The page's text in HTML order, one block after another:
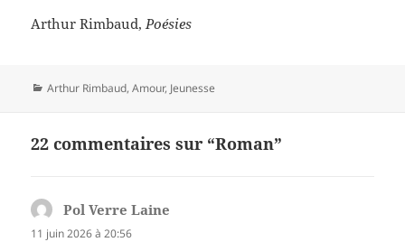
Arthur Rimbaud, Poésies
Catégories
Arthur Rimbaud,Amour, Jeunesse
22 commentaires sur “Roman”
Pol Verre Laine
11 juin 2026 à 20:56